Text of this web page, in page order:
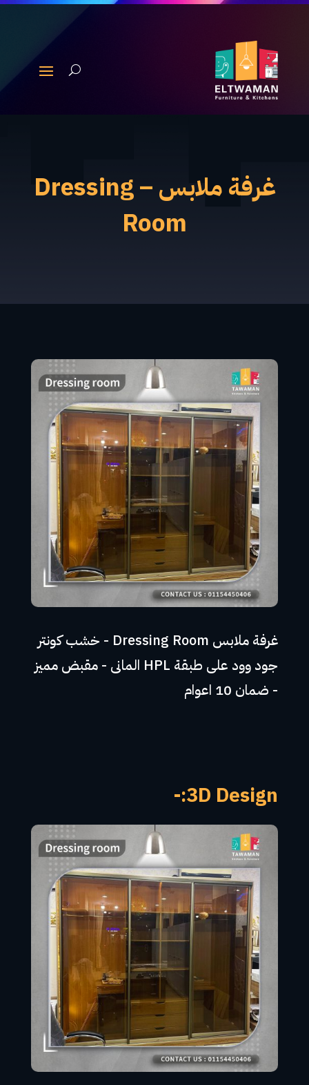
غرفة ملابس – Dressing
Room
غرفة ملابس Dressing Room - خشب كونتر
جود وود على طبقة HPL المانى - مقبض مميز
- ضمان 10 اعوام
3D Design:-